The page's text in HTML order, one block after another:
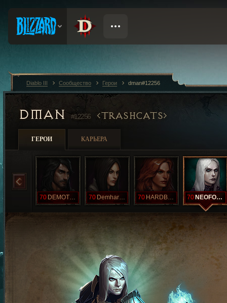
DMAN #12256 TRASHCATS
ГЕРОИ КАРЬЕРА
70 DEMOTHREE 70 Demhardthree 70 HARDBARB 70 NEOFOURHARD
Diablo III Сообщество Герои dman#12256